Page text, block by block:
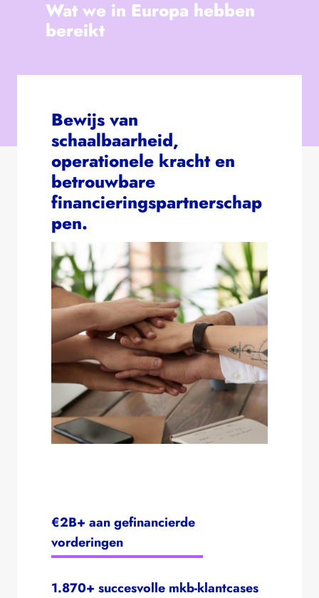
Wat we in Europa hebben
bereikt
Bewijs van
schaalbaarheid,
operationele kracht en
betrouwbare
financieringspartnerschap
pen.
€2B+ aan gefinancierde
vorderingen
1.870+ succesvolle mkb-klantcases